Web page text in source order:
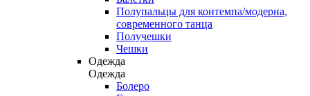
Полупальцы для контемпа/модерна,
современного танца
Получешки
Чешки
Одежда
Одежда
Болеро